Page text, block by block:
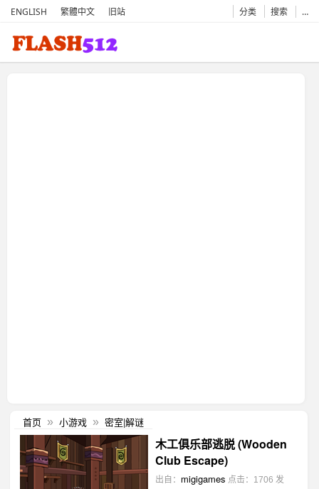
ENGLISH 繁體中文 旧站 分类 搜索 …
首页 » 小游戏 » 密室|解谜
木工俱乐部逃脱 (Wooden
Club Escape)
出自： migigames 点击：1706 发